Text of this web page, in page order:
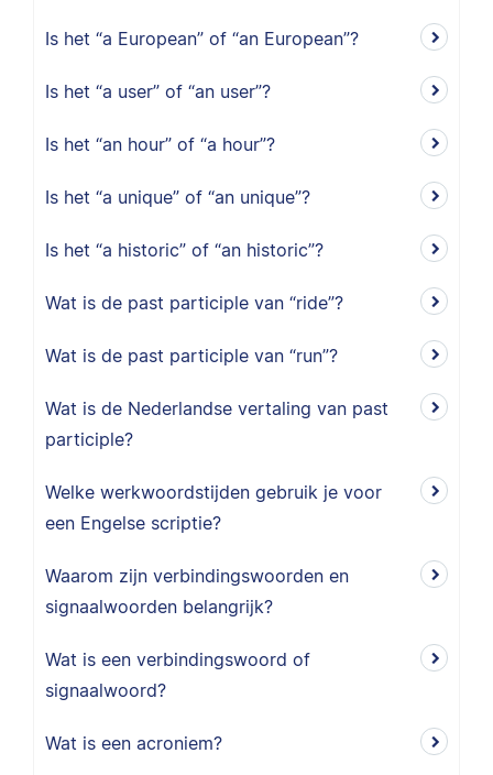
Is het “a European” of “an European”?
Is het “a user” of “an user”?
Is het “an hour” of “a hour”?
Is het “a unique” of “an unique”?
Is het “a historic” of “an historic”?
Wat is de past participle van “ride”?
Wat is de past participle van “run”?
Wat is de Nederlandse vertaling van past
participle?
Welke werkwoordstijden gebruik je voor
een Engelse scriptie?
Waarom zijn verbindingswoorden en
signaalwoorden belangrijk?
Wat is een verbindingswoord of
signaalwoord?
Wat is een acroniem?